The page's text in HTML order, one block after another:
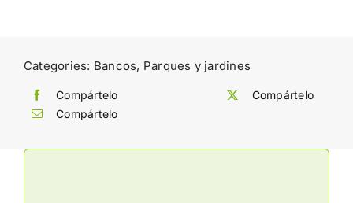
Categories: Bancos, Parques y jardines
Compártelo
Compártelo
Compártelo